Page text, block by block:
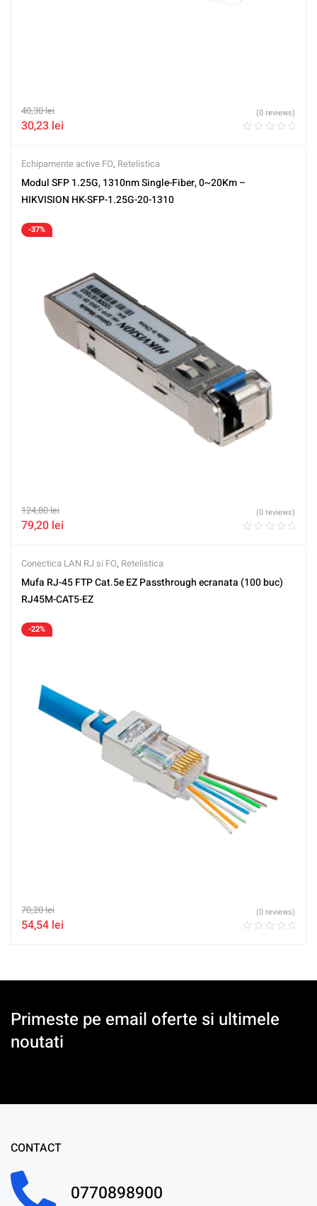
40,30lei
30,23 lei
(0 reviews)
Echipamente active FO, Retelistica
Modul SFP 1.25G, 1310nm Single-Fiber, 0~20Km –
HIKVISION HK-SFP-1.25G-20-1310
-37%
124,80lei
79,20 lei
(0 reviews)
Conectica LAN RJ si FO, Retelistica
Mufa RJ-45 FTP Cat.5e EZ Passthrough ecranata (100 buc)
RJ45M-CAT5-EZ
-22%
70,20lei
54,54 lei
(0 reviews)
Primeste pe email oferte si ultimele
noutati
CONTACT
0770898900